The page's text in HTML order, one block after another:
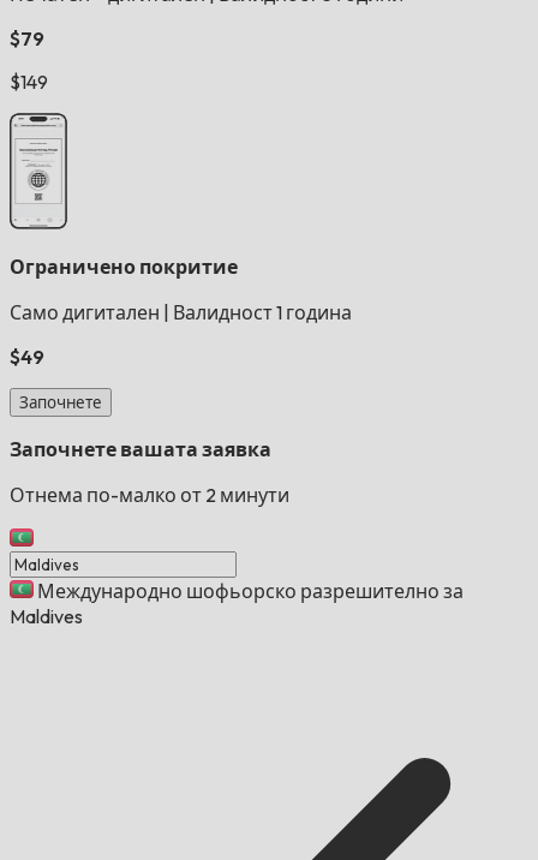
$79
$149
Ограничено покритие
Само дигитален
Валидност 1 година
$49
Започнете
Започнете вашата заявка
Отнема по-малко от 2 минути
Международно шофьорско разрешително за
Maldives